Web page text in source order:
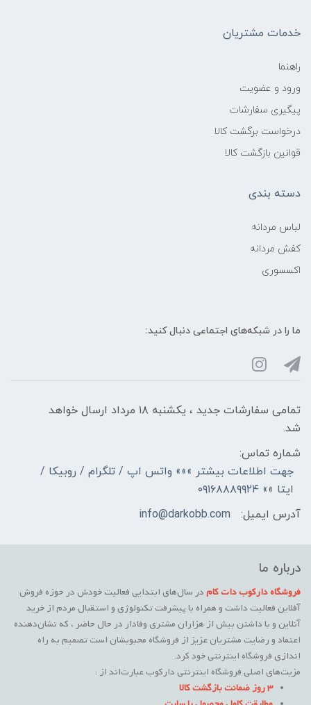
خدمات مشتریان
راهنما
ورود و عضویت
پیگیری سفارشات
درخواست برگشت کالا
قوانین بازگشت کالا
دسته بندی
لباس مردانه
کفش مردانه
اکسسوری
ما را در شبکه‌های اجتماعی دنبال کنید:
تمامی سفارشات جدید ، یکشنبه ۱۸ مرداد ارسال خواهد
شد.
شماره تماس:
جهت اطلاعات بیشتر »»» واتس اپ / تلگرام / روبیکا /
ایتا »» ۰۹۱۶۸۸۸۹۹۲۴
آدرس ایمیل:
info@darkobb.com
درباره ما
فروشگاه دارکوب دات کامدر سال‌های ابتدایی فعالیت خودش در حوزه فروش
آفلاین فعالیت داشت و همراه با پیشرفت تکنولوژی و استقبال مردم از خرید
آنلاین و با داشتن بیش از هزاران مشتری وفادار در حال حاضر ، که نشان‌دهنده
اعتماد و رضایت مشتریان عزیز از فروشگاه محبوبشان است تصمیم به راه
اندازی فروشگاه اینترنتی خود کرد.
مزیت‌های اصلی فروشگاه اینترنتی دارکوب عبارت‌اند از :
3 روز ضمانت بازگشت کالا